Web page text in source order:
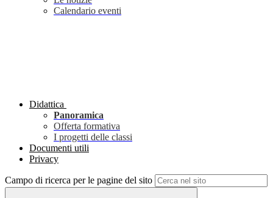
Calendario eventi
Didattica
Panoramica
Offerta formativa
I progetti delle classi
Documenti utili
Privacy
Campo di ricerca per le pagine del sito